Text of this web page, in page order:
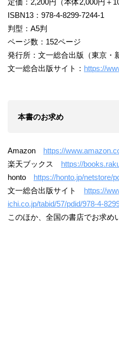
定価：2,200円（本体2,000円＋
ISBN13：978-4-8299-7244-1
判型：A5判
ページ数：152ページ
発行所：文一総合出版（東京・
文一総合出版サイト： https://
本書のお求め
Amazon https://
楽天ブックス https://
honto https://honto.jp/netstore/
文一総合出版サイト https://
ichi.co.jp/tabid/57/pdid/978-4-
このほか、全国の書店でお求め